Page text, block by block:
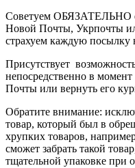
Советуем ОБЯЗАТЕЛЬНО
Новой Почты, Укрпочты
страхуем каждую посылку
Присутствует возможность
непосредственно в
Почты или вернуть его
Обратите внимание:
товар, который был в
хрупких товаров,
сможет забрать такой
тщательной упаковке при